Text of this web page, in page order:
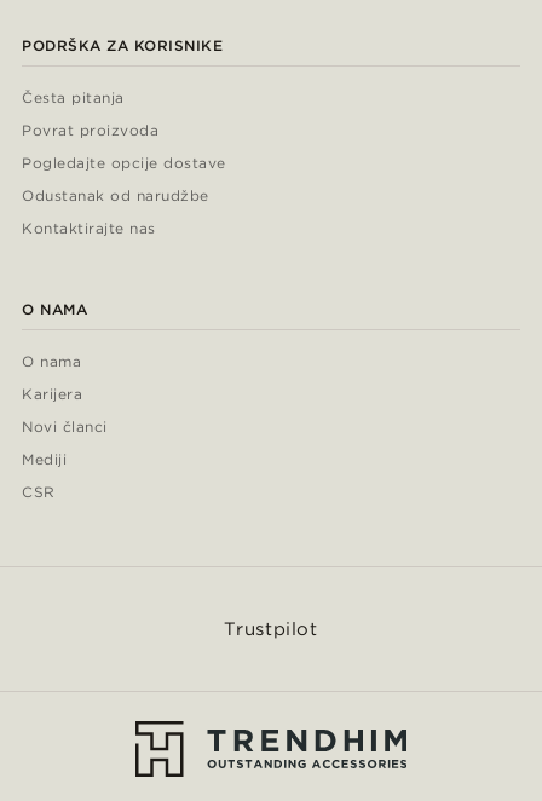
PODRŠKA ZA KORISNIKE
Česta pitanja
Povrat proizvoda
Pogledajte opcije dostave
Odustanak od narudžbe
Kontaktirajte nas
O NAMA
O nama
Karijera
Novi članci
Mediji
CSR
Trustpilot